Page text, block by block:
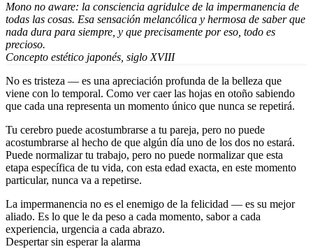
Mono no aware: la consciencia agridulce de la impermanencia de
todas las cosas. Esa sensación melancólica y hermosa de saber que
nada dura para siempre, y que precisamente por eso, todo es
precioso.
Concepto estético japonés, siglo XVIII
No es tristeza — es una apreciación profunda de la belleza que
viene con lo temporal. Como ver caer las hojas en otoño sabiendo
que cada una representa un momento único que nunca se repetirá.
Tu cerebro puede acostumbrarse a tu pareja, pero no puede
acostumbrarse al hecho de que algún día uno de los dos no estará.
Puede normalizar tu trabajo, pero no puede normalizar que esta
etapa específica de tu vida, con esta edad exacta, en este momento
particular, nunca va a repetirse.
La impermanencia no es el enemigo de la felicidad — es su mejor
aliado. Es lo que le da peso a cada momento, sabor a cada
experiencia, urgencia a cada abrazo.
Despertar sin esperar la alarma